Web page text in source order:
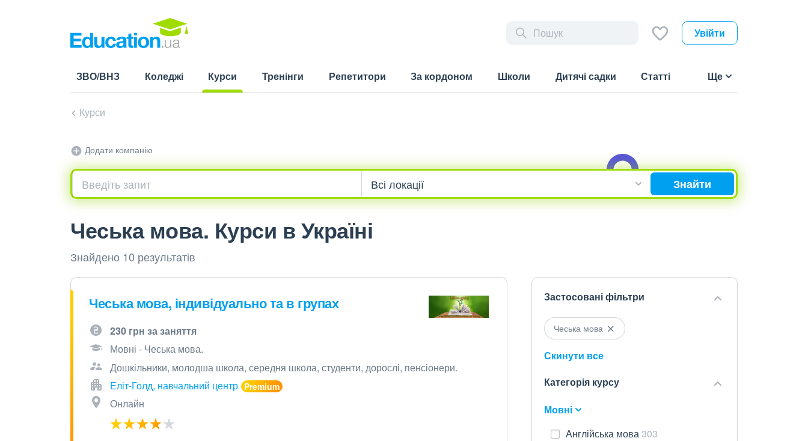
Увійти
ЗВО/ВНЗ Коледжі
Курси
Тренінги Репетитори За кордоном Школи Дитячі садки Статті Ще
Курси
Додати компанію
Знайти
Чеська мова. Курси в Україні
Знайдено 10 результатів
Чеська мова, індивідуально та в групах
230 грн за заняття
Мовні - Чеська мова.
Дошкільники, молодша школа, середня школа, студенти, дорослі, пенсіонери.
Еліт-Голд, навчальний центр
Онлайн
Застосовані фільтри
Чеська мова
Скинути все
Категорія курсу
Мовні
Англійська мова303